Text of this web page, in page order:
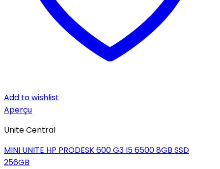
Add to wishlist
Aperçu
Unite Central
MINI UNITE HP PRODESK 600 G3 I5 6500 8GB SSD
256GB